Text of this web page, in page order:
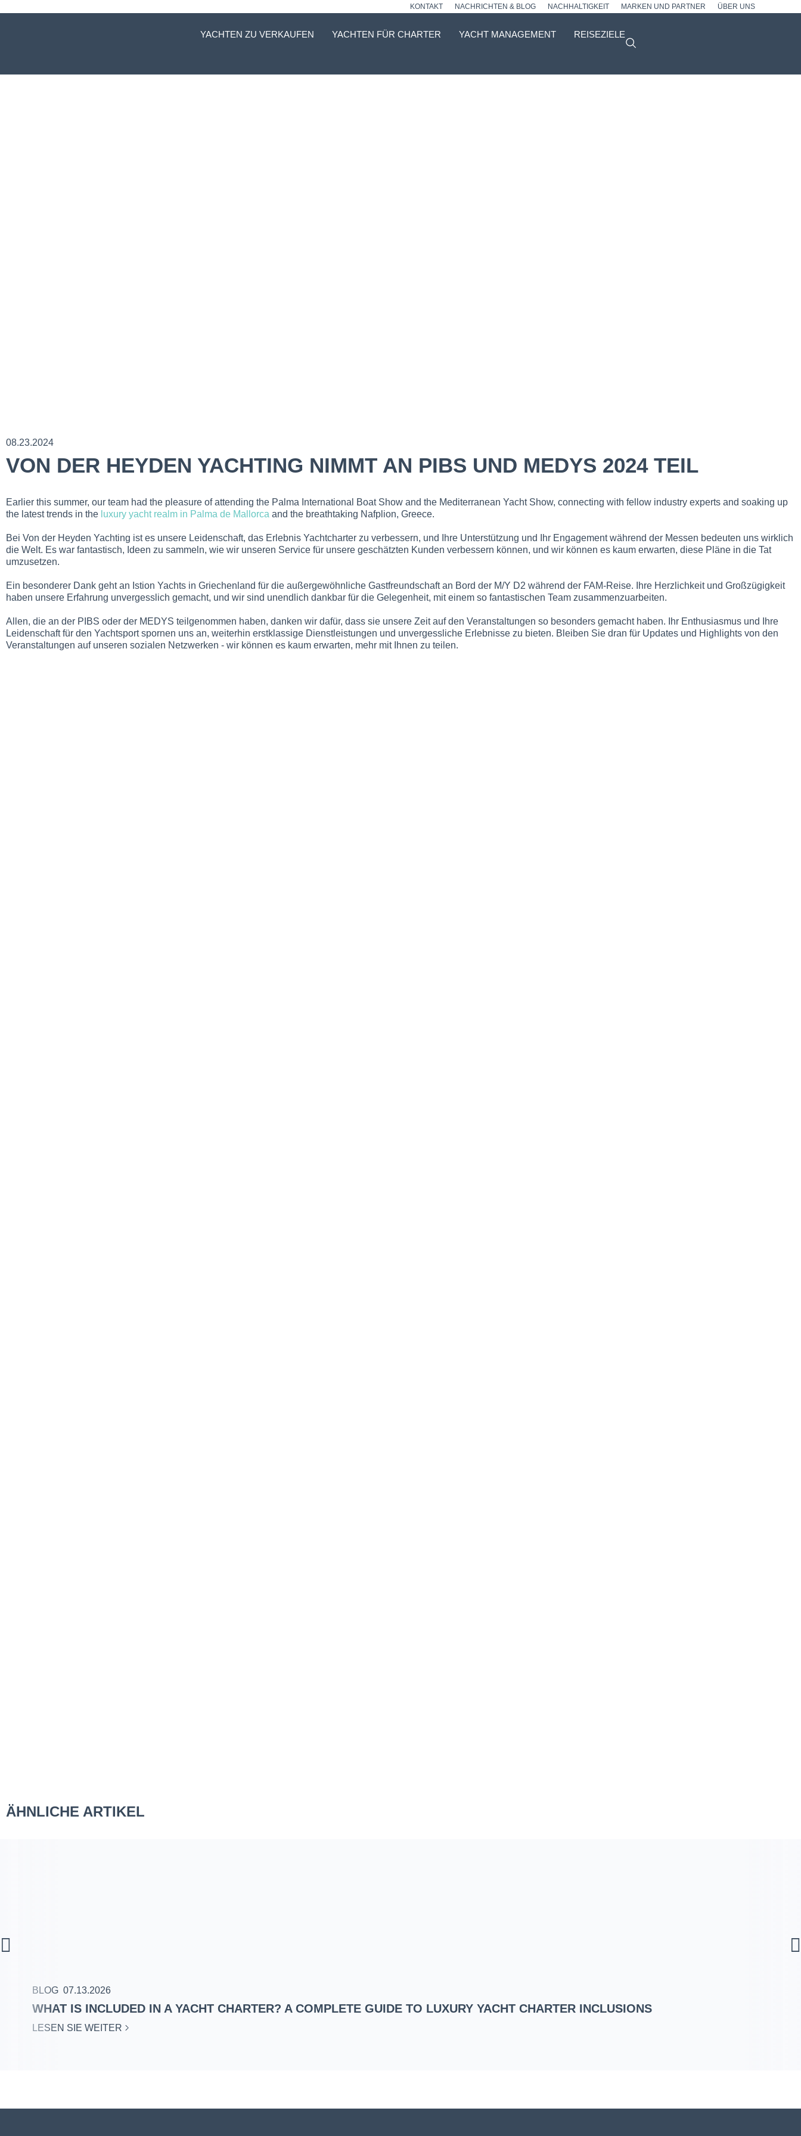
KONTAKT NACHRICHTEN & BLOG NACHHALTIGKEIT MARKEN UND PARTNER ÜBER UNS
YACHTEN ZU VERKAUFEN YACHTEN FÜR CHARTER YACHT MANAGEMENT REISEZIELE
08.23.2024
VON DER HEYDEN YACHTING NIMMT AN PIBS UND MEDYS 2024 TEIL
Earlier this summer, our team had the pleasure of attending the Palma International Boat Show and the Mediterranean Yacht Show, connecting with fellow industry experts and soaking up
the latest trends in the luxury yacht realm in Palma de Mallorca and the breathtaking Nafplion, Greece.
Bei Von der Heyden Yachting ist es unsere Leidenschaft, das Erlebnis Yachtcharter zu verbessern, und Ihre Unterstützung und Ihr Engagement während der Messen bedeuten uns wirklich
die Welt. Es war fantastisch, Ideen zu sammeln, wie wir unseren Service für unsere geschätzten Kunden verbessern können, und wir können es kaum erwarten, diese Pläne in die Tat
umzusetzen.
Ein besonderer Dank geht an Istion Yachts in Griechenland für die außergewöhnliche Gastfreundschaft an Bord der M/Y D2 während der FAM-Reise. Ihre Herzlichkeit und Großzügigkeit
haben unsere Erfahrung unvergesslich gemacht, und wir sind unendlich dankbar für die Gelegenheit, mit einem so fantastischen Team zusammenzuarbeiten.
Allen, die an der PIBS oder der MEDYS teilgenommen haben, danken wir dafür, dass sie unsere Zeit auf den Veranstaltungen so besonders gemacht haben. Ihr Enthusiasmus und Ihre
Leidenschaft für den Yachtsport spornen uns an, weiterhin erstklassige Dienstleistungen und unvergessliche Erlebnisse zu bieten. Bleiben Sie dran für Updates und Highlights von den
Veranstaltungen auf unseren sozialen Netzwerken - wir können es kaum erwarten, mehr mit Ihnen zu teilen.
ÄHNLICHE ARTIKEL
BLOG 07.13.2026
WHAT IS INCLUDED IN A YACHT CHARTER? A COMPLETE GUIDE TO LUXURY YACHT CHARTER INCLUSIONS
LESEN SIE WEITER